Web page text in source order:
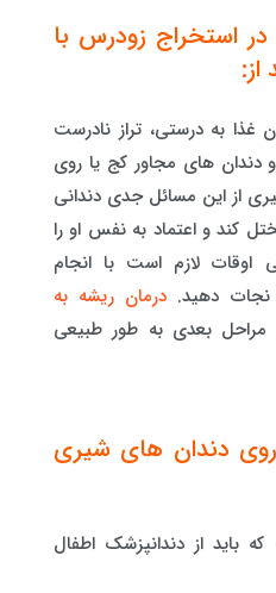
استخراج زودرس با
غذا به درستی، تراز نادرست
دندان های مجاور کج یا روی
از این مسائل جدی دندانی
کند و اعتماد به نفس او را
اوقات لازم است با انجام
نجات دهید. درمان ریشه به
مراحل بعدی به طور طبیعی
روی دندان های شیری
باید از دندانپزشک اطفال